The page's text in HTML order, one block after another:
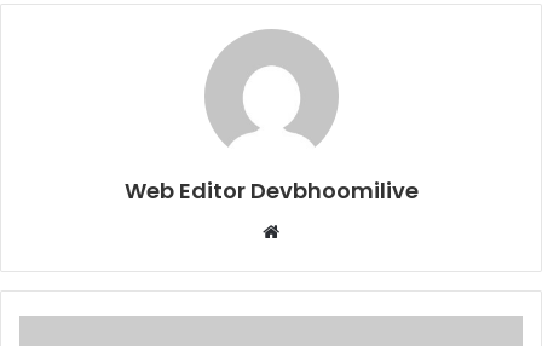
Web Editor Devbhoomilive
Website